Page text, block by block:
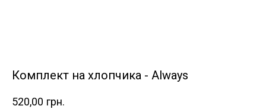
Комплект на хлопчика - Always
520,00 грн.